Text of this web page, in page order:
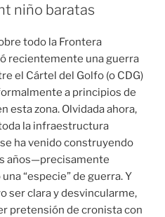
niño baratas
todo la Frontera
recientemente una guerra
el Cártel del Golfo (o CDG)
a principios de
esta zona. Olvidada ahora,
la infraestructura
ha venido construyendo
años—precisamente
“especie” de guerra. Y
ser clara y desvincularme,
pretensión de cronista con